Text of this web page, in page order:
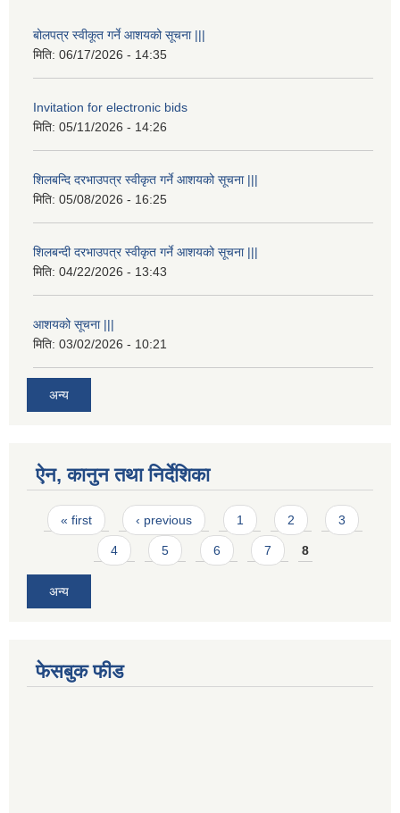
बोलपत्र स्वीकूत गर्ने आशयको सूचना |||
मिति: 06/17/2026 - 14:35
Invitation for electronic bids
मिति: 05/11/2026 - 14:26
शिलबन्दि दरभाउपत्र स्वीकृत गर्ने आशयको सूचना |||
मिति: 05/08/2026 - 16:25
शिलबन्दी दरभाउपत्र स्वीकृत गर्ने आशयको सूचना |||
मिति: 04/22/2026 - 13:43
आशयको सूचना |||
मिति: 03/02/2026 - 10:21
अन्य
ऐन, कानुन तथा निर्देशिका
Pages
« first ‹ previous 1 2 3
4 5 6 7 8
अन्य
फेसबुक फीड